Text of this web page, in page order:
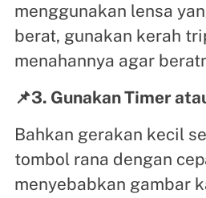
menggunakan lensa
berat, gunakan kerah
menahannya agar
📌3. Gunakan Timer
Bahkan gerakan kecil
tombol rana dengan
menyebabkan gambar